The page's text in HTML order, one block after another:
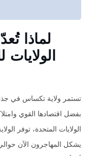
لماذا
تستمر ولاية تكساس في
بفضل اقتصادها القوي
الولايات المتحدة، توفر
يشكل المهاجرون الآن